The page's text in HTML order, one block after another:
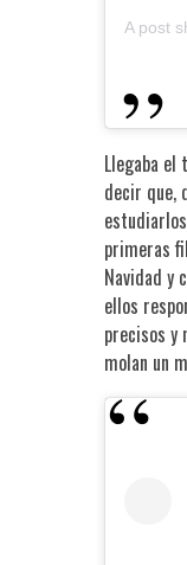
A post
Llegaba el
decir que,
primeras
Navidad y
ellos
precisos y
molan un